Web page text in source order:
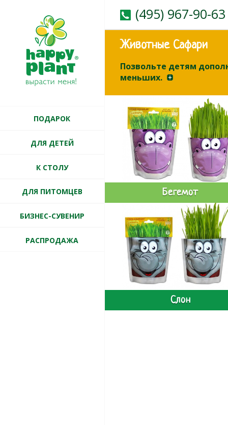
ПОДАРОК
ДЛЯ ДЕТЕЙ
К СТОЛУ
ДЛЯ ПИТОМЦЕВ
БИЗНЕС-СУВЕНИР
РАСПРОДАЖА
(495) 967-90-63
Животные Сафари
Позвольте детям
меньших.
Бегемот
Слон